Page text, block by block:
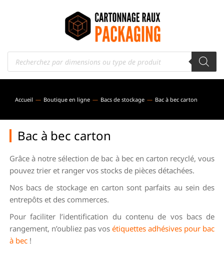
Vous êtes ici :
Accueil Boutique en ligne Bacs de stockage Bac à bec carton
Bac à bec carton
Grâce à notre sélection de bac à bec en carton recyclé, vous
pouvez trier et ranger vos stocks de pièces détachées.
Nos bacs de stockage en carton sont parfaits au sein des
entrepôts et des commerces.
Pour faciliter l’identification du contenu de vos bacs de
rangement, n’oubliez pas vosétiquettes adhésives pour bac
à bec!